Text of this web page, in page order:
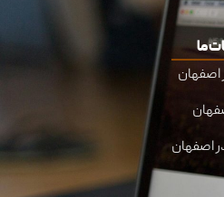
ما
اصفهان
اصفهان